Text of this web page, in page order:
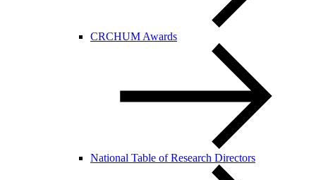
CRCHUM Awards
National Table of Research Directors